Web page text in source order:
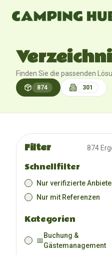
Finden Sie die passenden
Produkte
874
Anbieter
301
Filter 874
Schnellfilter
Nur verifizierte
Nur mit Referenzen
Kategorien
📅
Buchung &
Gästemanagement